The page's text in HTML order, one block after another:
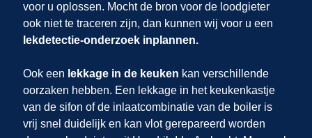
voor u oplossen. Mocht de bron voor de loodgieter
ook niet te traceren zijn, dan kunnen wij voor u een
lekdetectie-onderzoek inplannen.
Ook een lekkage in de keuken kan verschillende
oorzaken hebben. Een lekkage in het keukenkastje
van de sifon of de inlaatcombinatie van de boiler is
vrij snel duidelijk en kan vlot gerepareerd worden